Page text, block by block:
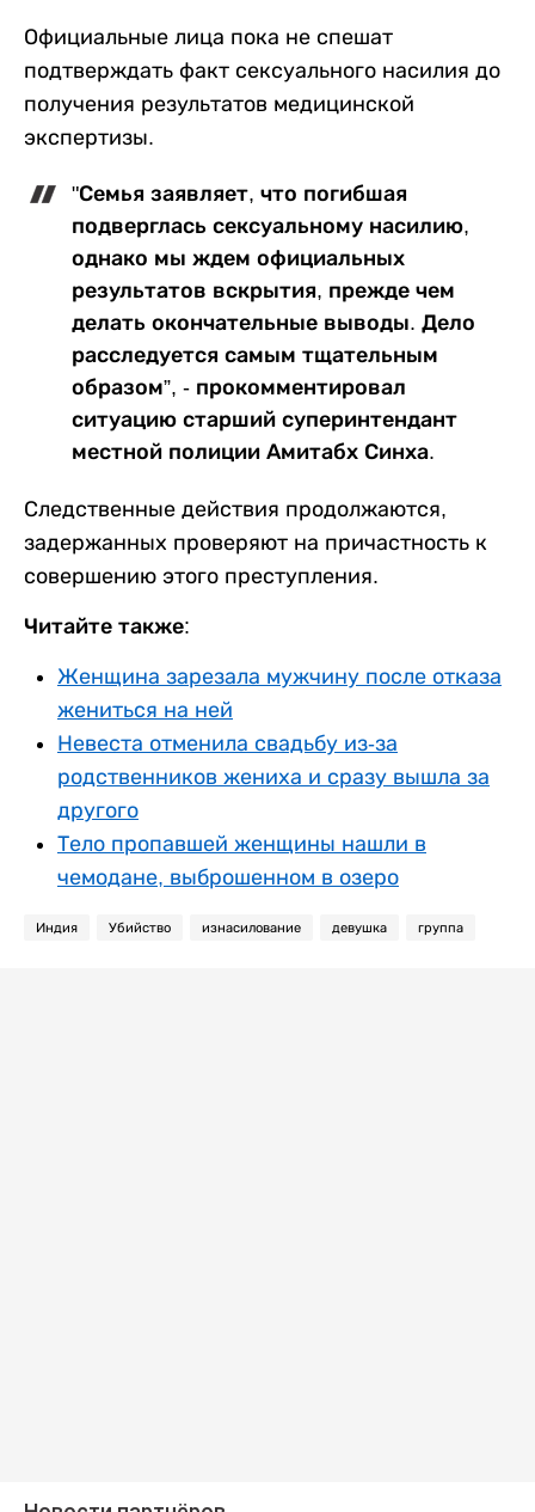
Официальные лица пока не спешат
подтверждать факт сексуального насилия до
получения результатов медицинской
экспертизы.
"Семья заявляет, что погибшая
подверглась сексуальному насилию,
однако мы ждем официальных
результатов вскрытия, прежде чем
делать окончательные выводы. Дело
расследуется самым тщательным
образом”, - прокомментировал
ситуацию старший суперинтендант
местной полиции Амитабх Синха.
Следственные действия продолжаются,
задержанных проверяют на причастность к
совершению этого преступления.
Читайте также:
Женщина зарезала мужчину после отказа
жениться на ней
Невеста отменила свадьбу из-за
родственников жениха и сразу вышла за
другого
Тело пропавшей женщины нашли в
чемодане, выброшенном в озеро
Индия Убийство изнасилование девушка группа